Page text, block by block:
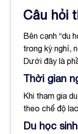
Câu hỏi
Bên cạnh “du
trong kỳ nghỉ,
Dưới đây là
Thời gian
Khi tham gia
theo chế độ
Du học